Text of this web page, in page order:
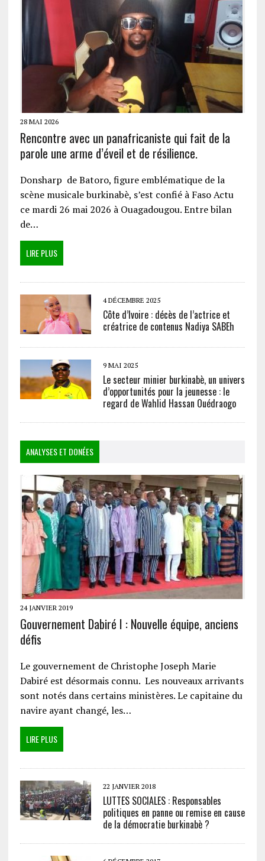
28 MAI 2026
Rencontre avec un panafricaniste qui fait de la
parole une arme d’éveil et de résilience.
Donsharp de Batoro, figure emblématique de la
scène musicale burkinabè, s’est confié à Faso Actu
ce mardi 26 mai 2026 à Ouagadougou. Entre bilan
de…
LIRE PLUS
4 DÉCEMBRE 2025
Côte d’Ivoire : décès de l’actrice et
créatrice de contenus Nadiya SABEh
9 MAI 2025
Le secteur minier burkinabè, un univers
d’opportunités pour la jeunesse : le
regard de Wahlid Hassan Ouédraogo
ANALYSES ET DONÉES
24 JANVIER 2019
Gouvernement Dabiré I : Nouvelle équipe, anciens
défis
Le gouvernement de Christophe Joseph Marie
Dabiré est désormais connu. Les nouveaux arrivants
sont notés dans certains ministères. Le capitaine du
navire ayant changé, les…
LIRE PLUS
22 JANVIER 2018
LUTTES SOCIALES : Responsables
politiques en panne ou remise en cause
de la démocratie burkinabè ?